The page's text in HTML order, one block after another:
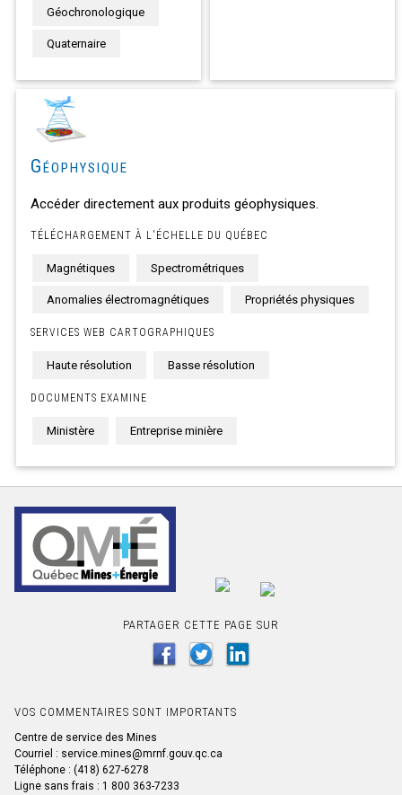
Géochronologique
Quaternaire
Géophysique
Accéder directement aux produits géophysiques.
TÉLÉCHARGEMENT À L'ÉCHELLE DU QUÉBEC
Magnétiques Spectrométriques
Anomalies électromagnétiques Propriétés physiques
SERVICES WEB CARTOGRAPHIQUES
Haute résolution Basse résolution
DOCUMENTS EXAMINE
Ministère Entreprise minière
PARTAGER CETTE PAGE SUR
VOS COMMENTAIRES SONT IMPORTANTS
Centre de service des Mines
Courriel : service.mines@mrnf.gouv.qc.ca
Téléphone : (418) 627-6278
Ligne sans frais : 1 800 363-7233